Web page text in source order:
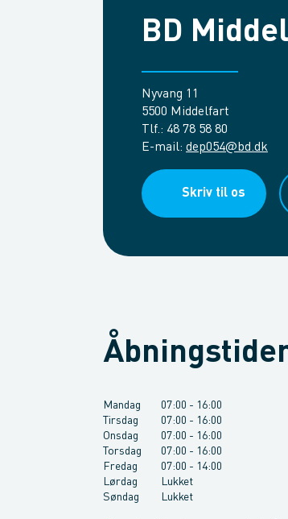
BD
Nyvang 11
5500 Middelfart
Tlf.: 48 78 58 80
E-mail: dep054@bd.dk
Skriv til os
Mandag 07:00 - 16:00
Tirsdag
07:00 - 16:00
Onsdag
07:00 - 16:00
Torsdag
07:00 - 16:00
Fredag
07:00 - 14:00
Lørdag
Lukket
Søndag
Lukket